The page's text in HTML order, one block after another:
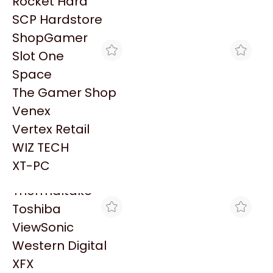
Philips
PowerColor
Razer
Redragon
Samsung
Sandisk
Sapphire
Seagate
Sentey
Solarmax
Thermaltake
Toshiba
ViewSonic
Western Digital
XFX
SCP Hardstore
ShopGamer
Slot One
Space
The Gamer Shop
Venex
Vertex Retail
WIZ TECH
XT-PC
Explorá más productos similares
MAX TECNO
HP 14 CAB MAGENTA
VENCIDO
$3.207